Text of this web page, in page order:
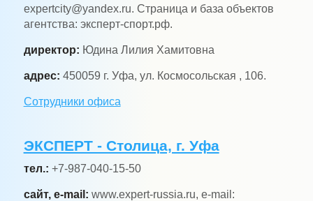
expertcity@yandex.ru. Страница и база объектов
агентства: эксперт-спорт.рф.
директор: Юдина Лилия Хамитовна
адрес: 450059 г. Уфа, ул. Космосольская , 106.
Сотрудники офиса
ЭКСПЕРТ - Столица, г. Уфа
тел.: +7-987-040-15-50
сайт, e-mail: www.expert-russia.ru, e-mail: